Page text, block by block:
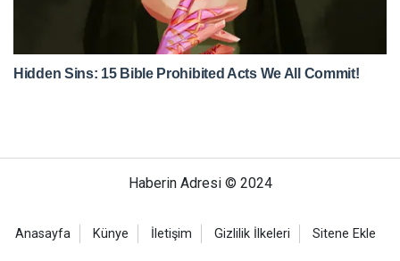
Haberin Adresi © 2024
Anasayfa Künye İletişim Gizlilik İlkeleri Sitene Ekle